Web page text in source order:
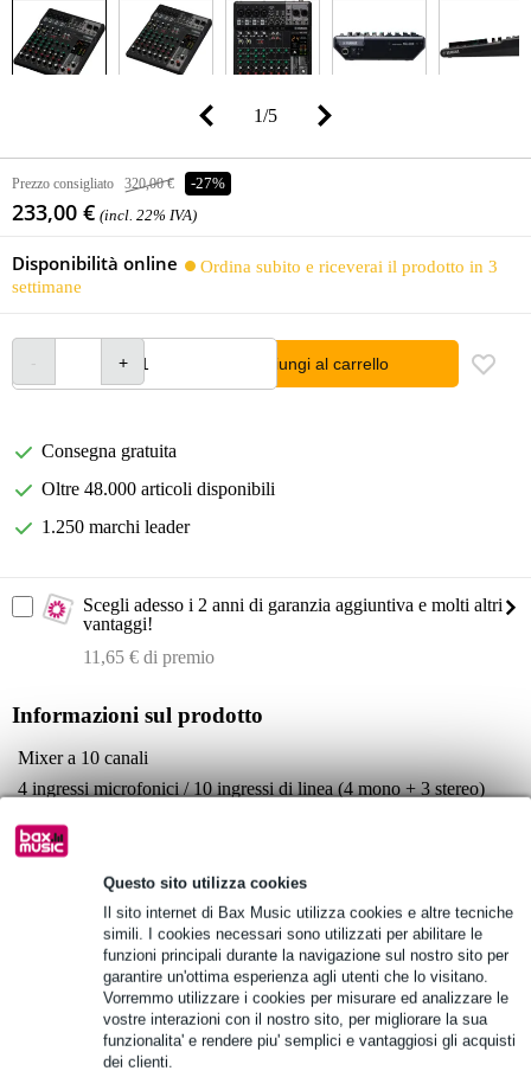
Questo sito utilizza cookies
Il sito internet di Bax Music utilizza cookies e altre tecniche
simili. I cookies necessari sono utilizzati per abilitare le
funzioni principali durante la navigazione sul nostro sito per
garantire un'ottima esperienza agli utenti che lo visitano.
Vorremmo utilizzare i cookies per misurare ed analizzare le
vostre interazioni con il nostro sito, per migliorare la sua
funzionalita' e rendere piu' semplici e vantaggiosi gli acquisti
dei clienti.
1/5
Prezzo consigliato 320,00 € -27%
233,00 € (incl. 22% IVA)
Disponibilità online
Ordina subito e riceverai il prodotto in 3
settimane
Aggiungi al carrello
Consegna gratuita
Oltre 48.000 articoli disponibili
1.250 marchi leader
Scegli adesso i 2 anni di garanzia aggiuntiva e molti altri
vantaggi!
11,65 € di premio
Informazioni sul prodotto
Mixer a 10 canali
4 ingressi microfonici / 10 ingressi di linea (4 mono + 3 stereo)
1 bus stereo
Specifiche complete
Vedi anche (2)